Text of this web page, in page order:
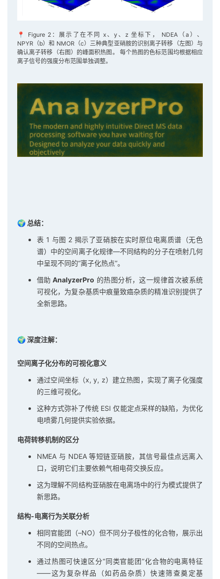
📍 Figure 2：展示了在不同 x、y、z 坐标下， NDEA（a）、
NPYR（b）和 NMOR（c）三种典型亚硝胺的识别离子转移（左图）与
确认离子转移（右图）的峰面积热图。 每个热图的色标范围均根据相应
离子信号的强度分布范围单独调整。
🌍 总结：
表 1 与图 2 揭示了亚硝胺在实时原位电离质谱（无色
谱）中的空间离子化规律—不同结构的分子在喷射几何
中呈现不同的“离子化热点”。
借助 AnalyzerPro 的热图分析，这一规律首次被系统
可视化，为复杂基质中痕量致癌杂质的精准识别提供了
全新思路。
🌍 深度注解：
空间离子化分布的可视化意义
通过空间坐标（x, y, z）建立热图，实现了离子化强度
的三维可视化。
这种方式弥补了传统 ESI 仅能定点采样的缺陷，为优化
电喷雾几何提供实验依据。
电荷转移机制的区分
NMEA 与 NDEA 等短链亚硝胺，其信号最佳点远离入
口，说明它们主要依赖气相电荷交换反应。
这为理解不同结构亚硝胺在电离场中的行为模式提供了
新思路。
结构-电离行为关联分析
相同官能团（–NO）但不同分子极性的化合物，展示出
不同的空间热点。
通过热图可快速区分“同类官能团”化合物的电离特征
——这为复杂样品（如药品杂质）快速筛查奠定基